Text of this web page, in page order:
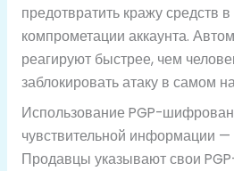
предотвратить кражу средств в
компрометации аккаунта.
реагируют быстрее, чем
заблокировать атаку в самом
Использование PGP-
чувствительной информации —
Продавцы указывают свои